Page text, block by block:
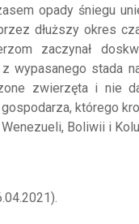
opady śniegu
dłuższy okres
zaczynał
wypasanego stada
zwierzęta i nie
którego
Boliwii i